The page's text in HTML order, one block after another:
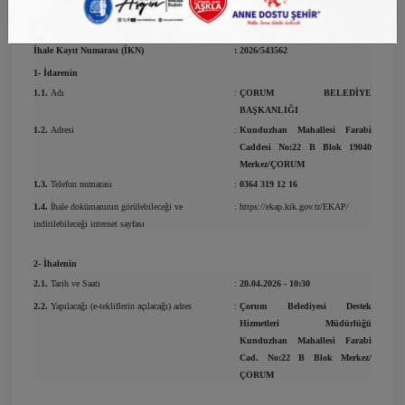
Kanununun 19 uncu maddesine göre açık ihale usulü ile ihale edilecektir.
İhale Kayıt Numarası (İKN)
: 2026/543562
1- İdarenin
1.1. Adı : ÇORUM BELEDİYE
BAŞKANLIĞI
1.2. Adresi : Kunduzhan Mahallesi Farabi
Caddesi No:22 B Blok 19040
Merkez/ÇORUM
1.3. Telefon numarası : 0364 319 12 16
1.4. İhale dokümanının görülebileceği ve
indirilebileceği internet sayfası
: https://ekap.kik.gov.tr/EKAP/
2- İhalenin
2.1. Tarih ve Saati : 20.04.2026 - 10:30
2.2. Yapılacağı (e-tekliflerin açılacağı) adres : Çorum Belediyesi Destek
Hizmetleri Müdürlüğü
Kunduzhan Mahallesi Farabi
Cad. No:22 B Blok Merkez/
ÇORUM